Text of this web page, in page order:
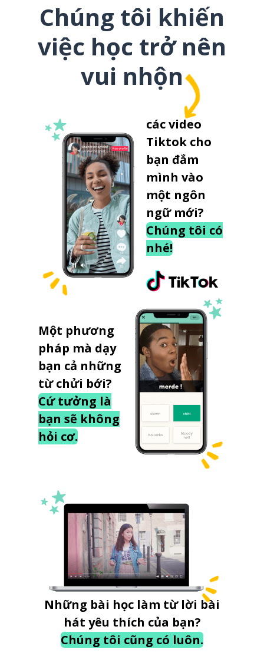
Chúng tôi khiến
việc học trở nên
vui nhộn
các video
Tiktok cho
bạn đắm
mình vào
một ngôn
ngữ mới?
Chúng tôi có
nhé!
Một phương
pháp mà dạy
bạn cả những
từ chửi bới?
Cứ tưởng là
bạn sẽ không
hỏi cơ.
Những bài học làm từ lời bài
hát yêu thích của bạn?
Chúng tôi cũng có luôn.